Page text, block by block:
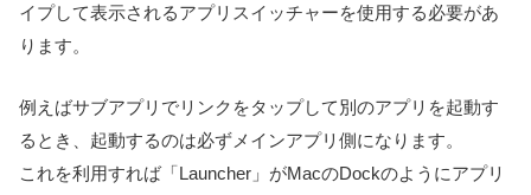
イプして表示されるアプリスイッチャーを使用する必要があ
ります。
例えばサブアプリでリンクをタップして別のアプリを起動す
るとき、起動するのは必ずメインアプリ側になります。
これを利用すれば「Launcher」がMacのDockのようにアプリ